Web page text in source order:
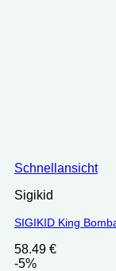
Schnellansicht
Sigikid
SIGIKID King
58.49 €
-5%